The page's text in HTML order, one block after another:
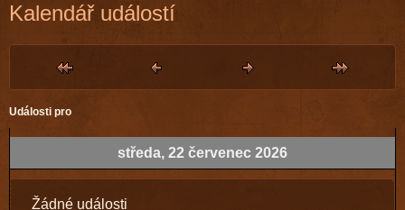
Kalendář událostí
Události pro
středa, 22 červenec 2026
Žádné události